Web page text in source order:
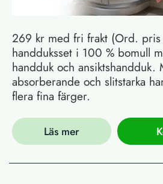
269 kr med fri frakt (Ord.
handduksset i 100 % bomull
handduk och ansiktshandduk.
absorberande och slitstarka
flera fina färger.
Läs mer